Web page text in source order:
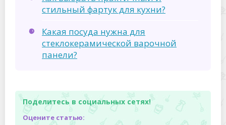
стильный фартук для кухни?
Какая посуда нужна для
стеклокерамической варочной
панели?
Поделитесь в социальных сетях!
Оцените статью: